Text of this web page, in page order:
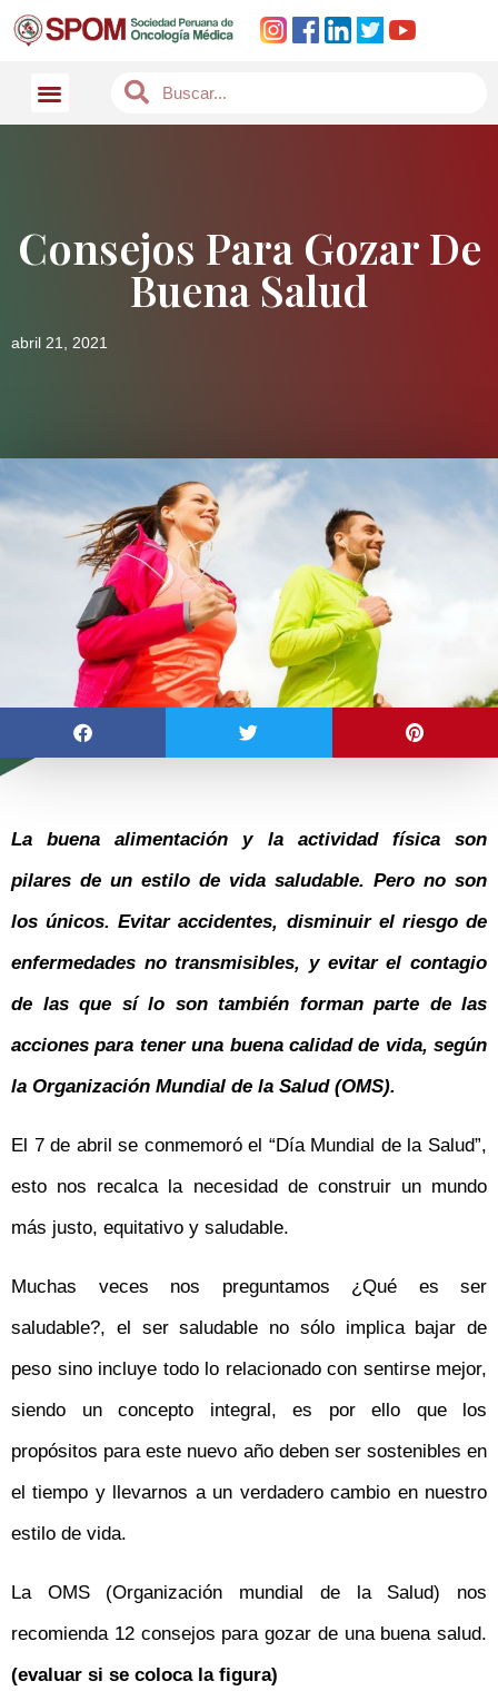
Consejos Para Gozar De
Buena Salud
abril 21, 2021
La buena alimentación y la actividad física son
pilares de un estilo de vida saludable. Pero no son
los únicos. Evitar accidentes, disminuir el riesgo de
enfermedades no transmisibles, y evitar el contagio
de las que sí lo son también forman parte de las
acciones para tener una buena calidad de vida, según
la Organización Mundial de la Salud (OMS).
El 7 de abril se conmemoró el “Día Mundial de la Salud”,
esto nos recalca la necesidad de construir un mundo
más justo, equitativo y saludable.
Muchas veces nos preguntamos ¿Qué es ser
saludable?, el ser saludable no sólo implica bajar de
peso sino incluye todo lo relacionado con sentirse mejor,
siendo un concepto integral, es por ello que los
propósitos para este nuevo año deben ser sostenibles en
el tiempo y llevarnos a un verdadero cambio en nuestro
estilo de vida.
La OMS (Organización mundial de la Salud) nos
recomienda 12 consejos para gozar de una buena salud.
(evaluar si se coloca la figura)